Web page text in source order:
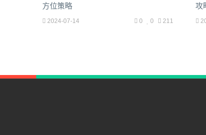
方位策略
2024-07-14 211
0
0
攻